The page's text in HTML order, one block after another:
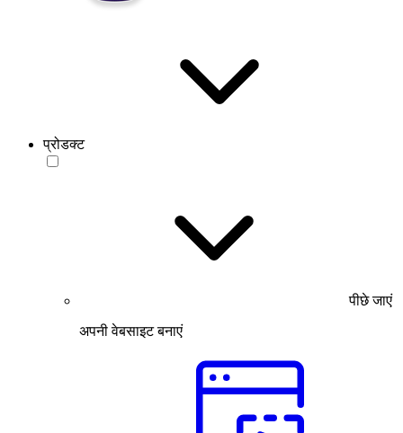
प्रोडक्ट
पीछे जाएं
अपनी वेबसाइट बनाएं